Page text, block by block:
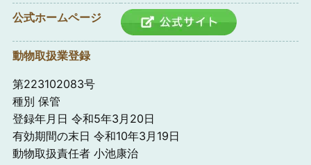
公式ホームページ
動物取扱業登録
第223102083号
種別 保管
登録年月日 令和5年3月20日
有効期間の末日 令和10年3月19日
動物取扱責任者 小池康治